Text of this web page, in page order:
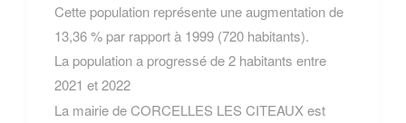
Cette population représente une augmentation de
13,36 % par rapport à 1999 (720 habitants).
La population a progressé de 2 habitants entre
2021 et 2022
La mairie de CORCELLES LES CITEAUX est